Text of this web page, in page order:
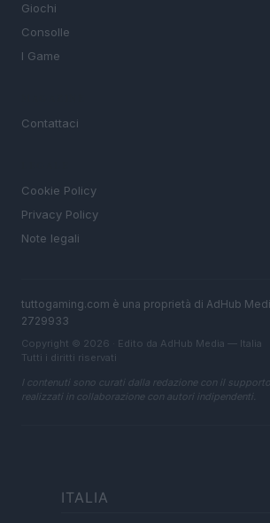
Giochi
Consolle
I Game
Contattaci
Cookie Policy
Privacy Policy
Note legali
tuttogaming.com è una proprietà di AdHub
2729933
Copyright © 2026 · Edito da AdHub Media — Italia
Tutti i diritti riservati
I contenuti sono curati dalla redazione con il
realizzati in collaborazione con autori indipendenti.
ITALIA